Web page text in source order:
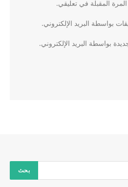
المقبلة في تعليقي.
بواسطة البريد الإلكتروني.
بواسطة البريد الإلكتروني.